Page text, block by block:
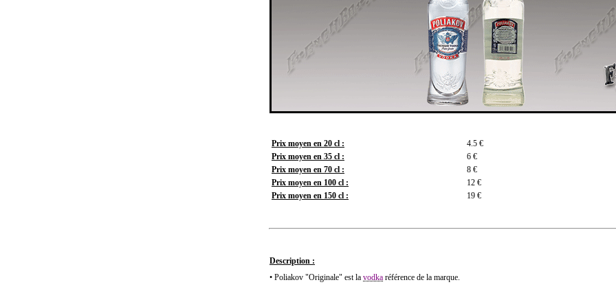
Prix moyen en 20 cl :
4.5 €
Prix moyen en 35 cl :
6 €
Prix moyen en 70 cl :
8 €
Prix moyen en 100 cl :
12 €
Prix moyen en 150 cl :
19 €
Description :
• Poliakov "Originale" est la vodka référence de la marque.